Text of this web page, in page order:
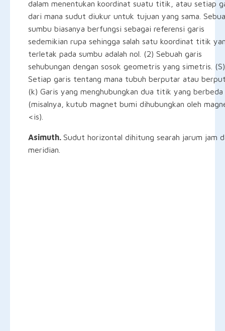
dalam menentukan koordinat suatu titik, atau setiap
dari mana sudut diukur untuk tujuan yang sama.
sumbu biasanya berfungsi sebagai referensi garis
sedemikian rupa sehingga salah satu koordinat titik
terletak pada sumbu adalah nol. (2) Sebuah garis
sehubungan dengan sosok geometris yang simetris. (S)
Setiap garis tentang mana tubuh berputar atau
(k) Garis yang menghubungkan dua titik yang berbeda
(misalnya, kutub magnet bumi dihubungkan oleh
<is).
Asimuth. Sudut horizontal dihitung searah jarum jam
meridian.